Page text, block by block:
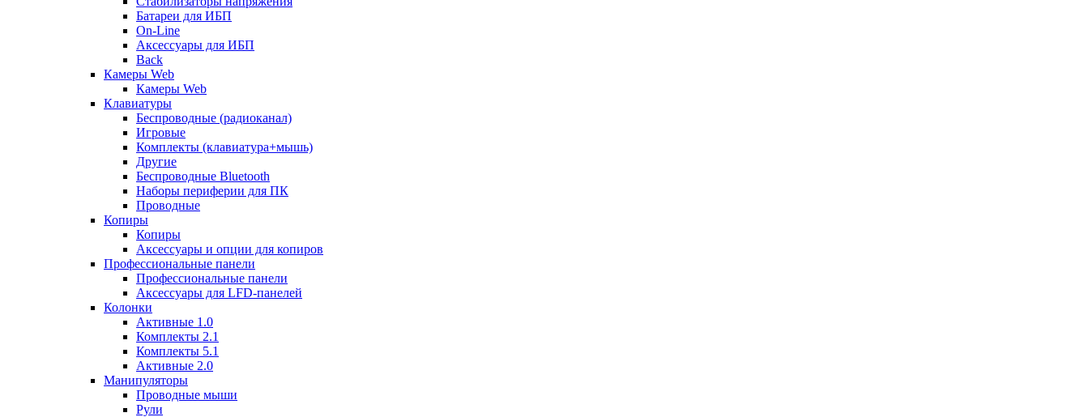
Батареи для ИБП
On-Line
Аксессуары для ИБП
Back
Камеры Web
Камеры Web
Клавиатуры
Беспроводные (радиоканал)
Игровые
Комплекты (клавиатура+мышь)
Другие
Беспроводные Bluetooth
Наборы периферии для ПК
Проводные
Копиры
Копиры
Аксессуары и опции для копиров
Профессиональные панели
Профессиональные панели
Аксессуары для LFD-панелей
Колонки
Активные 1.0
Комплекты 2.1
Комплекты 5.1
Активные 2.0
Манипуляторы
Проводные мыши
Рули